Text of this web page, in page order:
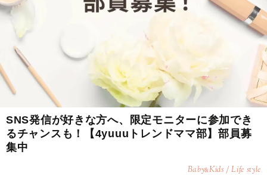
SNS発信が好きな方へ、限定モニターに参加でき
るチャンスも！【4yuuuトレンドママ部】部員募
集中
Baby&Kids / Life style